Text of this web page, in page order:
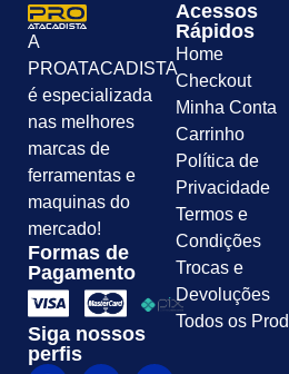
A
PROATACADISTA
é especializada
nas melhores
marcas de
ferramentas e
maquinas do
mercado!
Formas de
Pagamento
Siga nossos
perfis
Acessos
Rápidos
Home
Checkout
Minha Conta
Carrinho
Política de
Privacidade
Termos e
Condições
Trocas e
Devoluções
Todos os